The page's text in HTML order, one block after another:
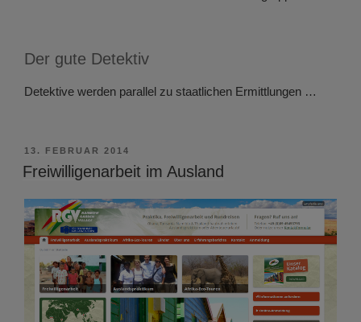
Der gute Detektiv
Detektive werden parallel zu staatlichen Ermittlungen …
VERÖFFENTLICHT
AM
13. FEBRUAR 2014
Freiwilligenarbeit im Ausland